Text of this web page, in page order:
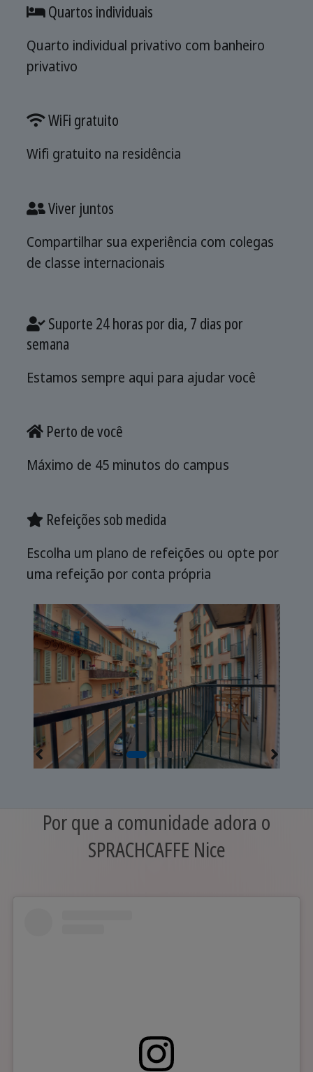
Quartos individuais
Quarto individual privativo com banheiro
privativo
WiFi gratuito
Wifi gratuito na residência
Viver juntos
Compartilhar sua experiência com colegas
de classe internacionais
Suporte 24 horas por dia, 7 dias por
semana
Estamos sempre aqui para ajudar você
Perto de você
Máximo de 45 minutos do campus
Refeições sob medida
Escolha um plano de refeições ou opte por
uma refeição por conta própria
Por que a comunidade adora o
SPRACHCAFFE Nice